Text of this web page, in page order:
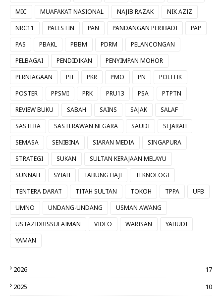
MIC
MUAFAKAT NASIONAL NAJIB RAZAK
NIK AZIZ
NRC11
PALESTIN PAN PANDANGAN PERIBADI
PAP
PAS
PBAKL PBBM PDRM
PELANCONGAN
PELBAGAI
PENDIDIKAN
PENYIMPAN MOHOR
PERNIAGAAN
PH PKR PMO PN
POLITIK
POSTER
PPSMI PRK PRU13 PSA
PTPTN
REVIEW BUKU
SABAH SAINS SAJAK
SALAF
SASTERA
SASTERAWAN NEGARA SAUDI
SEJARAH
SEMASA
SENIBINA SIARAN MEDIA
SINGAPURA
STRATEGI
SUKAN
SULTAN KERAJAAN MELAYU
SUNNAH
SYIAH TABUNG HAJI
TEKNOLOGI
TENTERA DARAT
TITAH SULTAN TOKOH TPPA
UFB
UMNO
UNDANG-UNDANG
USMAN AWANG
USTAZIDRISSULAIMAN
VIDEO WARISAN
YAHUDI
YAMAN
2026
17
2025
10